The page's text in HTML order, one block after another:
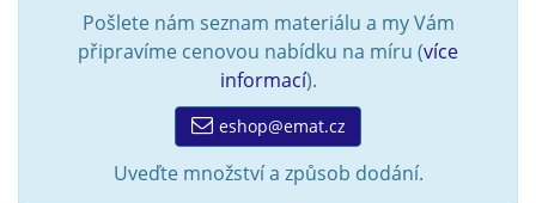
Pošlete nám seznam materiálu a my Vám
připravíme cenovou nabídku na míru (více
informací).
eshop@emat.cz
Uveďte množství a způsob dodání.